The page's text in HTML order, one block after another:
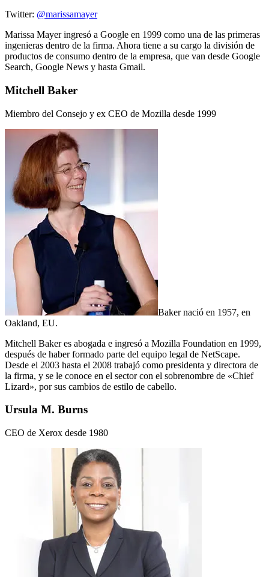
Twitter: @marissamayer
Marissa Mayer ingresó a Google en 1999 como una de las primeras
ingenieras dentro de la firma. Ahora tiene a su cargo la división de
productos de consumo dentro de la empresa, que van desde Google
Search, Google News y hasta Gmail.
Mitchell Baker
Miembro del Consejo y ex CEO de Mozilla desde 1999
Baker nació en 1957, en
Oakland, EU.
Mitchell Baker es abogada e ingresó a Mozilla Foundation en 1999,
después de haber formado parte del equipo legal de NetScape.
Desde el 2003 hasta el 2008 trabajó como presidenta y directora de
la firma, y se le conoce en el sector con el sobrenombre de «Chief
Lizard», por sus cambios de estilo de cabello.
Ursula M. Burns
CEO de Xerox desde 1980